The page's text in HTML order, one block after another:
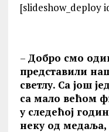
[slideshow_deploy
– Добро смо
представили
светлу. Са још
са мало већом
у следећој
неку од медаља,